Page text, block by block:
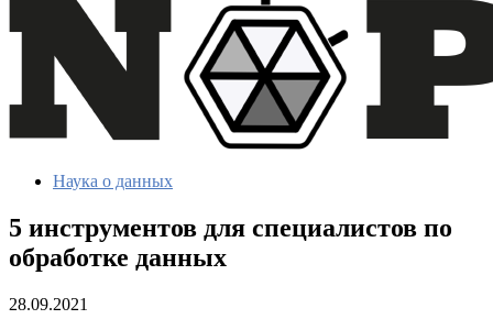
Наука о данных
5 инструментов для специалистов по
обработке данных
28.09.2021